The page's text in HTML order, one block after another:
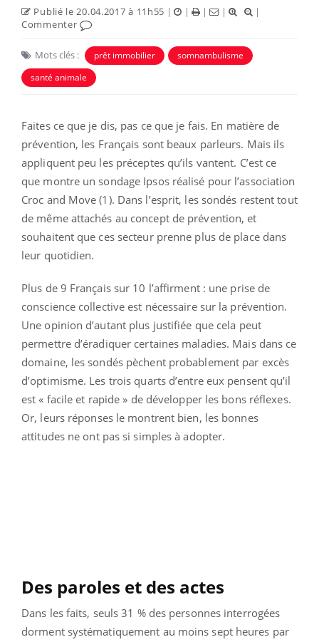
Publié le 20.04.2017 à 11h55 | | | |
|
Commenter
Mots clés : prêt immobilier
somnambulisme
santé animale
Faites ce que je dis, pas ce que je fais. En matière de
prévention, les Français sont beaux parleurs. Mais ils
appliquent peu les préceptes qu’ils vantent. C’est ce
que montre un sondage Ipsos réalisé pour l’association
Croc and Move (1). Dans l’esprit, les sondés restent tout
de même attachés au concept de prévention, et
souhaitent que ces secteur prenne plus de place dans
leur quotidien.
Plus de 9 Français sur 10 l’affirment : une prise de
conscience collective est nécessaire sur la prévention.
Une opinion d’autant plus justifiée que cela peut
permettre d’éradiquer certaines maladies. Mais dans ce
domaine, les sondés pèchent probablement par excès
d’optimisme. Les trois quarts d’entre eux pensent qu’il
est « facile et rapide » de développer les bons réflexes.
Or, leurs réponses le montrent bien, les bonnes
attitudes ne ont pas si simples à adopter.
Des paroles et des actes
Dans les faits, seuls 31 % des personnes interrogées
dorment systématiquement au moins sept heures par